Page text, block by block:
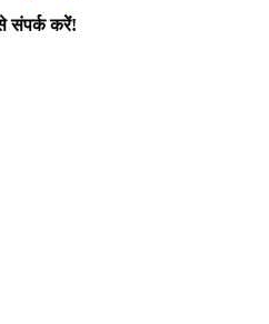
संपर्क करें!